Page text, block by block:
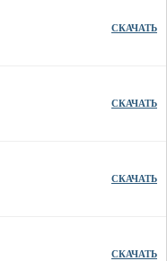
СКАЧАТЬ
СКАЧАТЬ
СКАЧАТЬ
СКАЧАТЬ